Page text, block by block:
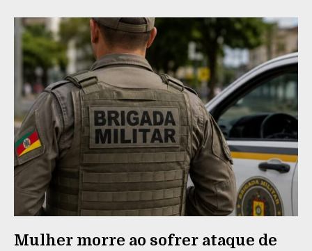
Mulher morre ao sofrer ataque de